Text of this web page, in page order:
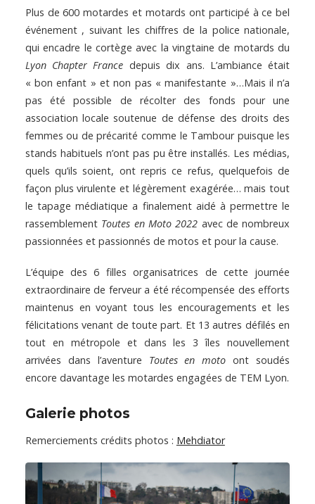
Plus de 600 motardes et motards ont participé à ce bel
événement , suivant les chiffres de la police nationale,
qui encadre le cortège avec la vingtaine de motards du
Lyon Chapter France depuis dix ans. L’ambiance était
« bon enfant » et non pas « manifestante »…Mais il n’a
pas été possible de récolter des fonds pour une
association locale soutenue de défense des droits des
femmes ou de précarité comme le Tambour puisque les
stands habituels n’ont pas pu être installés. Les médias,
quels qu’ils soient, ont repris ce refus, quelquefois de
façon plus virulente et légèrement exagérée… mais tout
le tapage médiatique a finalement aidé à permettre le
rassemblement Toutes en Moto 2022 avec de nombreux
passionnées et passionnés de motos et pour la cause.
L’équipe des 6 filles organisatrices de cette journée
extraordinaire de ferveur a été récompensée des efforts
maintenus en voyant tous les encouragements et les
félicitations venant de toute part. Et 13 autres défilés en
tout en métropole et dans les 3 îles nouvellement
arrivées dans l’aventure Toutes en moto ont soudés
encore davantage les motardes engagées de TEM Lyon.
Galerie photos
Remerciements crédits photos : Mehdiator